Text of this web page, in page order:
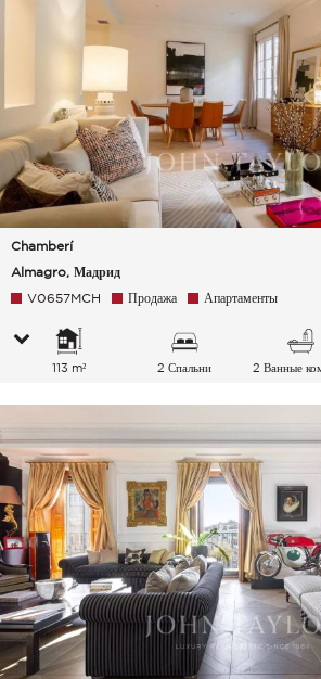
Chamberí
Almagro, Мадрид
V0657MCH Продажа Апартаменты
113 m² 2 Спальни 2 Ванные